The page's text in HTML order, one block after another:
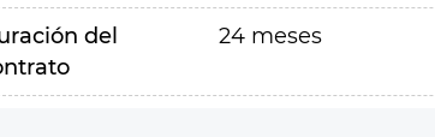
del
24 meses